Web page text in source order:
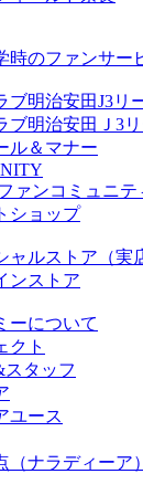
クト
タッフ
ユース
（ナラディーア
パートナー企業
ー募集
報
ビリティ
援
ジェクト
時のファンサー
ブ明治安田J3リ
ブ明治安田Ｊ3リ
ル＆マナー
ァンコミュニテ
ショップ
ャルストア（実
ンストア
ーについて
クト
スタッフ
ユース
（ナラディーア）